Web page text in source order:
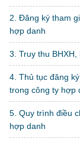
2. Đăng ký tham
hợp danh
3. Truy thu
4. Thủ tục đăng
trong công ty hợp
5. Quy trình điều
hợp danh